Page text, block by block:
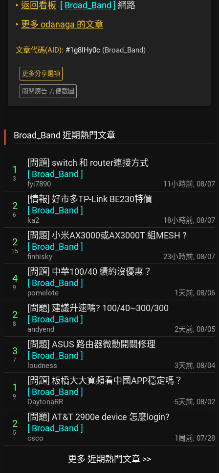
‣ 返回看板 [ Broad_Band ] 網路
‣ 更多 odanaga 的文章
文章代碼(AID): #1g8IHy0c (Broad_Band)
更多分享選項
關閉廣告 方便截圖
Broad_Band 近期熱門文章
1
3
[問題] switch 和 router連接方式
[ Broad_Band ]
fyi7890 11小時前, 08/07
2
6
[情報] 好市多TP-Link BE230特價
[ Broad_Band ]
ka2 18小時前, 08/07
2
15
[問題] 小米AX3000或AX3000T 組MESH ?
[ Broad_Band ]
finhisky 23小時前, 08/07
4
9
[問題] 中華100/40 續約沒優惠？
[ Broad_Band ]
pomelote 1天前, 08/06
2
8
[問題] 建議升速嗎? 100/40~300/300
[ Broad_Band ]
andyend 2天前, 08/05
3
7
[問題] ASUS 路由器微動開關修理
[ Broad_Band ]
loudness 3天前, 08/04
1
9
[問題] 板橋大大寬頻看中國APP穩定嗎？
[ Broad_Band ]
DaytonaRR 5天前, 08/02
2
5
[問題] AT&T 2900e device 怎麼login?
[ Broad_Band ]
csco 1周前, 07/28
更多 近期熱門文章 >>